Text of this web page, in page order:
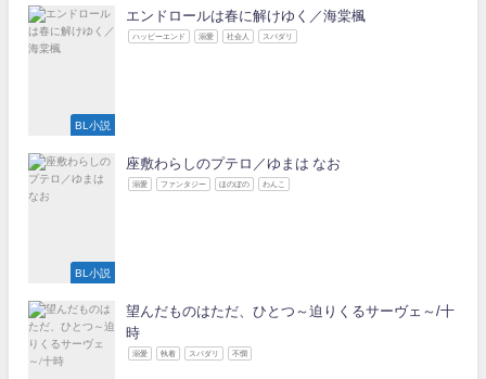
BL小説
エンドロールは春に解けゆく／海棠楓
ハッピーエンド 溺愛 社会人 スパダリ
BL小説
座敷わらしのプテロ／ゆまは なお
溺愛 ファンタジー ほのぼの わんこ
望んだものはただ、ひとつ～迫りくるサーヴェ～/十
時
溺愛 執着 スパダリ 不憫